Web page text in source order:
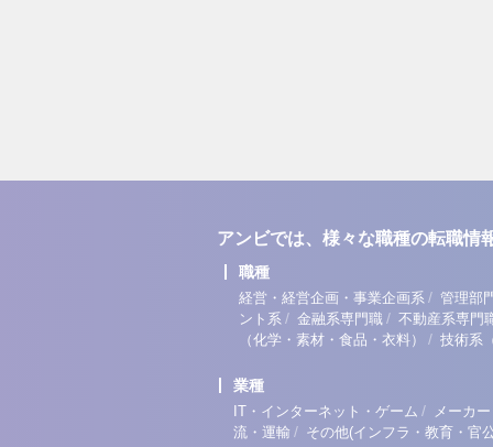
アンビでは、様々な職種の転職情
職種
経営・経営企画・事業企画系 / 管理部
ント系 / 金融系専門職 / 不動産系専門
（化学・素材・食品・衣料）
/ 技術系
業種
IT・インターネット・ゲーム / メーカー
流・運輸 / その他(インフラ・教育・官